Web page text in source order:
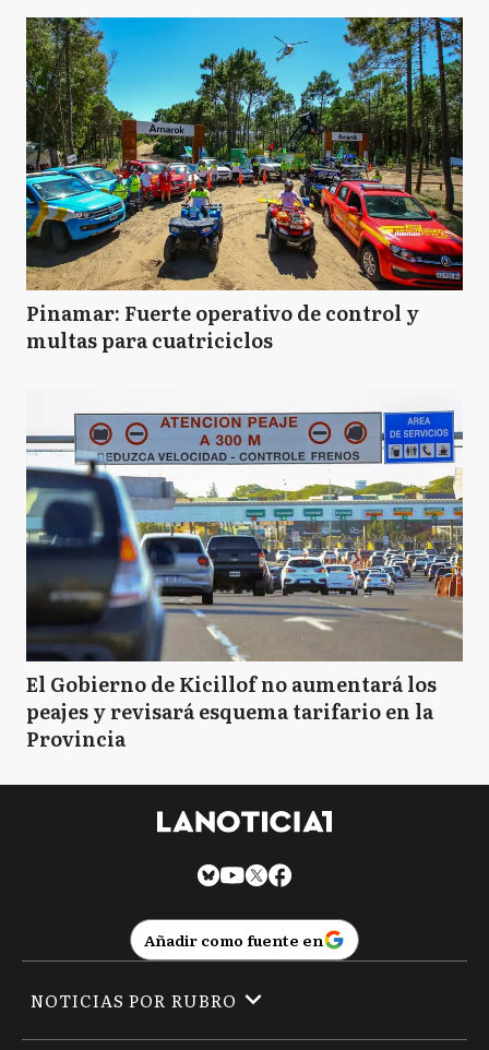
Pinamar: Fuerte operativo de control y
multas para cuatriciclos
El Gobierno de Kicillof no aumentará los
peajes y revisará esquema tarifario en la
Provincia
Añadir como fuente en
NOTICIAS POR RUBRO